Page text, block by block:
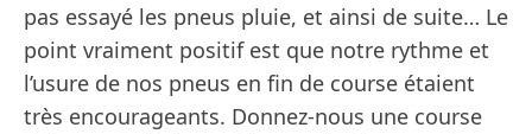
pas essayé les pneus pluie, et ainsi de suite… Le
point vraiment positif est que notre rythme et
l’usure de nos pneus en fin de course étaient
très encourageants. Donnez-nous une course